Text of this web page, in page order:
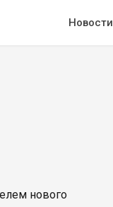
Новости
нового